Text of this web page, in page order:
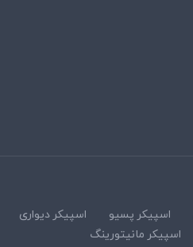
اسپیکر پسیو
اسپیکر دیواری
اسپیکر مانیتورینگ